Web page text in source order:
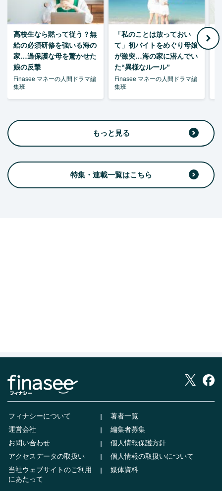
高校生なら黙って従う？無
給の必須研修を強いる海の
家…過保護な母を驚かせた
娘の反撃
Finasee マネーの人間ドラマ編
集班
「私のことは放っておい
て」初バイトをめぐり母娘
が激突…海の家に潜んでい
た“異様なルール”
Finasee マネーの人間ドラマ編
集班
もっと見る
特集・連載一覧はこちら
フィナシーについて
著者一覧
運営会社
編集者募集
お問い合わせ
個人情報保護方針
アクセスデータの取扱い
個人情報の取扱いについて
当社ウェブサイトのご利用
にあたって
媒体資料